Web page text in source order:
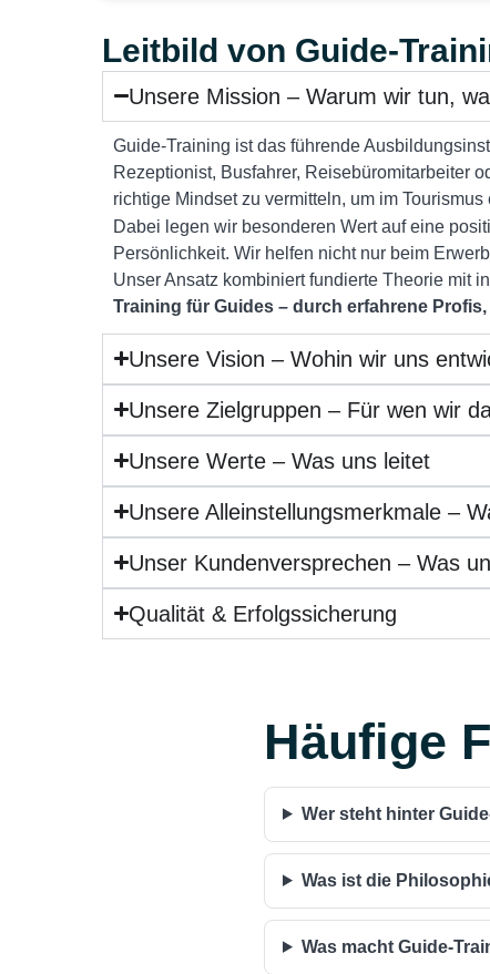
Leitbild von Guide-
Unsere Mission – Warum wir tun,
Guide-Training ist das führende
Rezeptionist, Busfahrer, Reisebüromitarbeiter
richtige Mindset zu vermitteln, um im
Dabei legen wir besonderen Wert auf eine
Persönlichkeit. Wir helfen nicht nur beim
Unser Ansatz kombiniert fundierte Theorie mit
Training für Guides – durch erfahrene
Unsere Vision – Wohin wir uns
Unsere Zielgruppen – Für wen wir
Unsere Werte – Was uns leitet
Unsere Alleinstellungsmerkmale –
Unser Kundenversprechen – Was
Qualität & Erfolgssicherung
Häufige
Wer steht hinter
Was ist die
Was macht Guide-